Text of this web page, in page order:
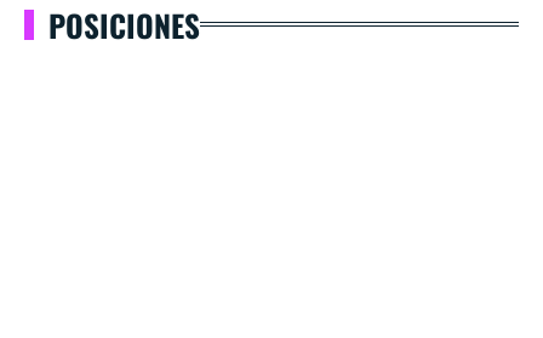
POSICIONES